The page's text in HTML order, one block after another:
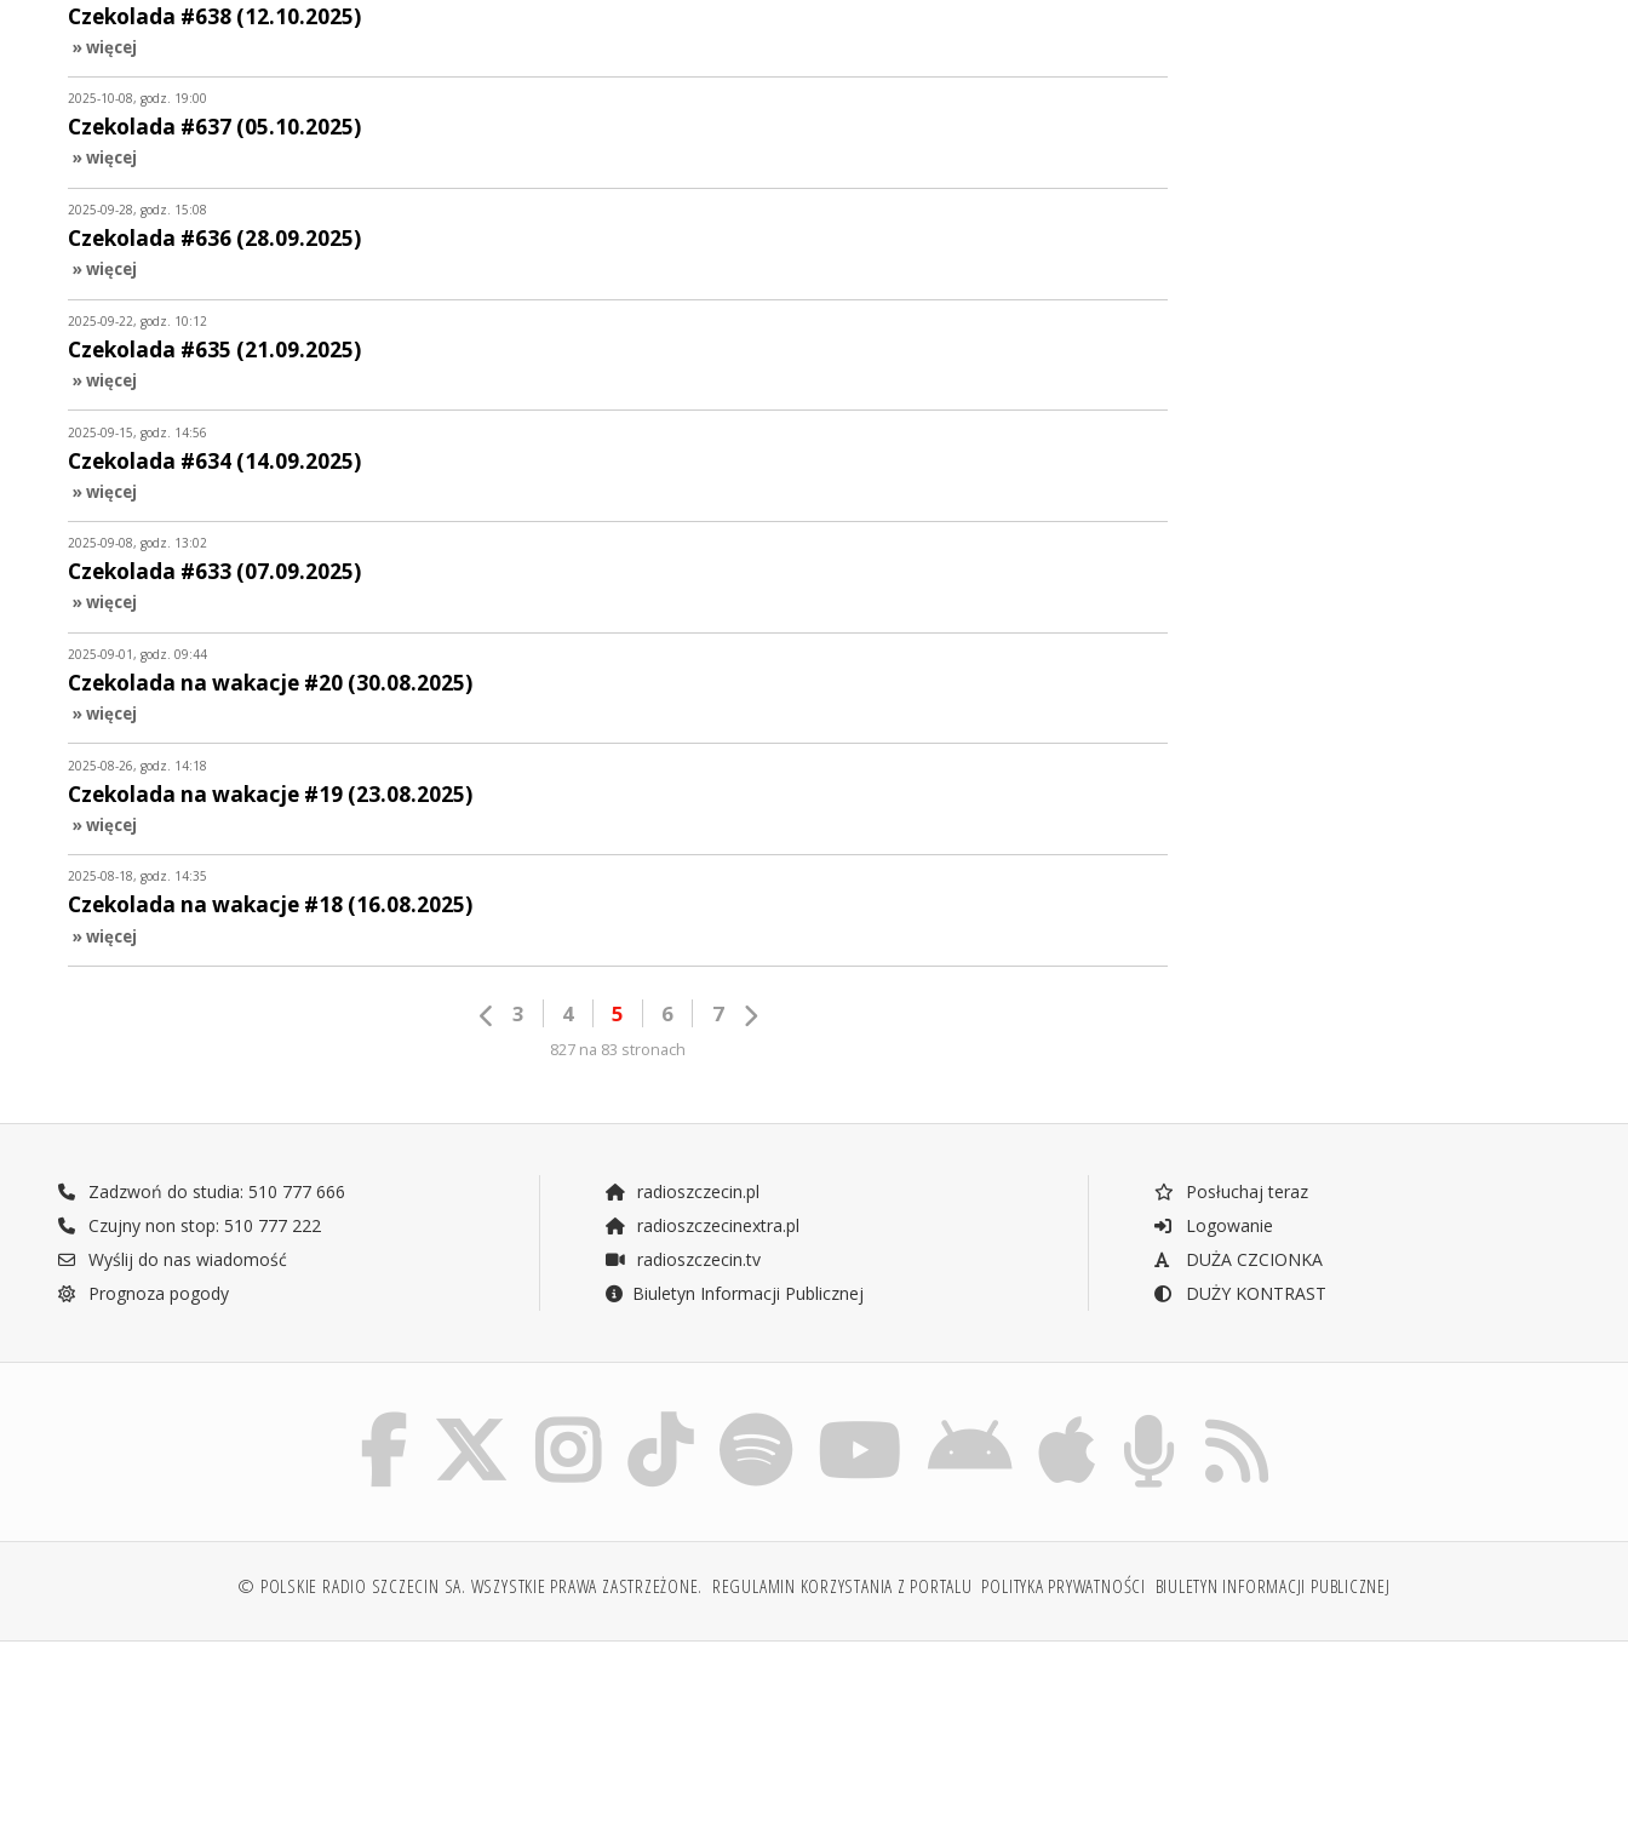
Czekolada #638 (12.10.2025)
» więcej
2025-10-08, godz. 19:00
Czekolada #637 (05.10.2025)
» więcej
2025-09-28, godz. 15:08
Czekolada #636 (28.09.2025)
» więcej
2025-09-22, godz. 10:12
Czekolada #635 (21.09.2025)
» więcej
2025-09-15, godz. 14:56
Czekolada #634 (14.09.2025)
» więcej
2025-09-08, godz. 13:02
Czekolada #633 (07.09.2025)
» więcej
2025-09-01, godz. 09:44
Czekolada na wakacje #20 (30.08.2025)
» więcej
2025-08-26, godz. 14:18
Czekolada na wakacje #19 (23.08.2025)
» więcej
2025-08-18, godz. 14:35
Czekolada na wakacje #18 (16.08.2025)
» więcej
3 4 5 6 7
827 na 83 stronach
Zadzwoń do studia: 510 777 666
Czujny non stop: 510 777 222
Wyślij do nas wiadomość
Prognoza pogody
radioszczecin.pl
radioszczecinextra.pl
radioszczecin.tv
Biuletyn Informacji Publicznej
Posłuchaj teraz
Logowanie
DUŻA CZCIONKA
DUŻY KONTRAST
© POLSKIE RADIO SZCZECIN SA. WSZYSTKIE PRAWA ZASTRZEŻONE. REGULAMIN KORZYSTANIA Z PORTALU POLITYKA PRYWATNOŚCI BIULETYN INFORMACJI PUBLICZNEJ